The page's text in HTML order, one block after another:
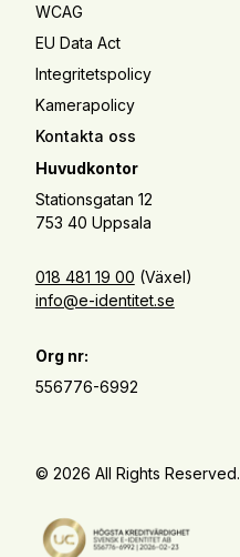
WCAG
EU Data Act
Integritetspolicy
Kamerapolicy
Kontakta oss
Huvudkontor
Stationsgatan 12
753 40 Uppsala
018 481 19 00 (Växel)
info@e-identitet.se
Org nr:
556776-6992
© 2026 All Rights Reserved.